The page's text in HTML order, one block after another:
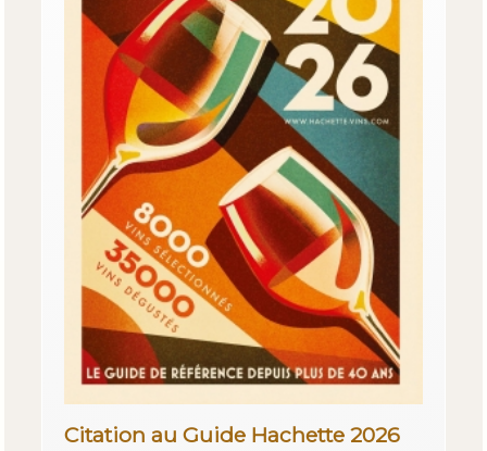
Citation au Guide Hachette 2026